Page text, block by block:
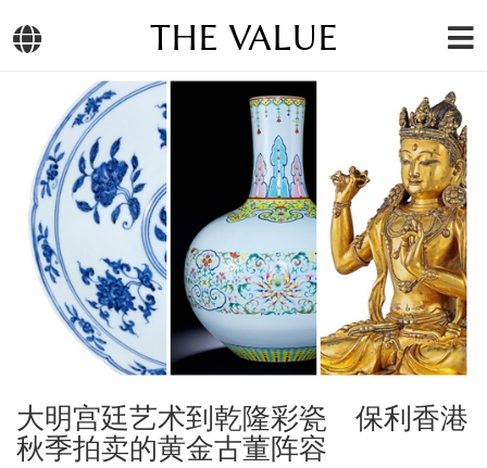
THE VALUE
大明宫廷艺术到乾隆彩瓷 保利香港
秋季拍卖的黄金古董阵容